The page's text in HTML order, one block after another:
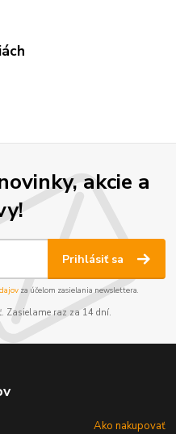
akcie a
Prihlásiť sa
za účelom zasielania newslettera.
Zasielame raz za 14 dní.
Ako nakupovať